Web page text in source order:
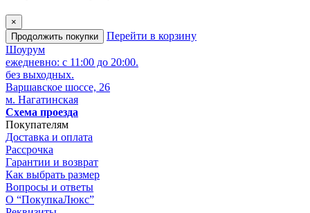
×
Продолжить покупки
Перейти в корзину
Шоурум
ежедневно: с 11:00 до 20:00.
без выходных.
Варшавское шоссе, 26
м. Нагатинская
Схема проезда
Покупателям
Доставка и оплата
Рассрочка
Гарантии и возврат
Как выбрать размер
Вопросы и ответы
О “ПокупкаЛюкс”